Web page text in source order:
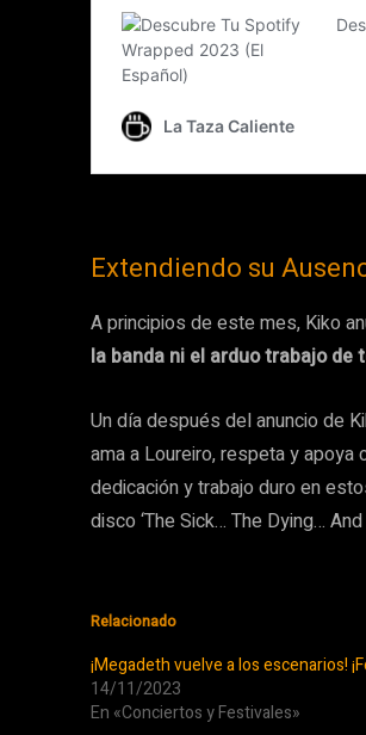
Extendiendo su
A principios de este mes, Kiko
la banda ni el arduo trabajo de
Un día después del anuncio de
ama a Loureiro, respeta y
dedicación y trabajo duro en
disco ‘The Sick… The Dying…
Relacionado
¡Megadeth vuelve a los escenarios!
14/11/2023
En «Conciertos y Festivales»